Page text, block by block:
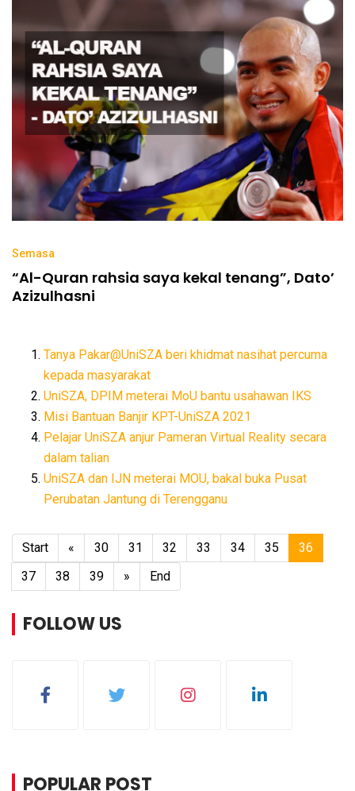
Semasa
“Al-Quran rahsia saya kekal tenang”, Dato’
Azizulhasni
Tanya Pakar@UniSZA beri khidmat nasihat percuma
kepada masyarakat
UniSZA, DPIM meterai MoU bantu usahawan IKS
Misi Bantuan Banjir KPT-UniSZA 2021
Pelajar UniSZA anjur Pameran Virtual Reality secara
dalam talian
UniSZA dan IJN meterai MOU, bakal buka Pusat
Perubatan Jantung di Terengganu
Start « 30 31 32 33 34 35
36
37
38 39 » End
FOLLOW US
POPULAR POST